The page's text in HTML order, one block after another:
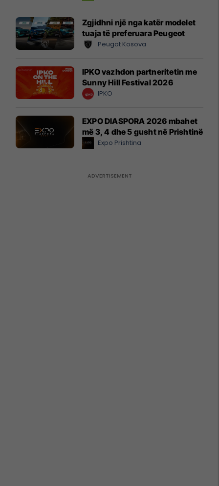
Zgjidhni një nga katër modelet
tuaja të preferuara Peugeot
Peugot Kosova
IPKO vazhdon partneritetin me
Sunny Hill Festival 2026
IPKO
EXPO DIASPORA 2026 mbahet
më 3, 4 dhe 5 gusht në Prishtinë
Expo Prishtina